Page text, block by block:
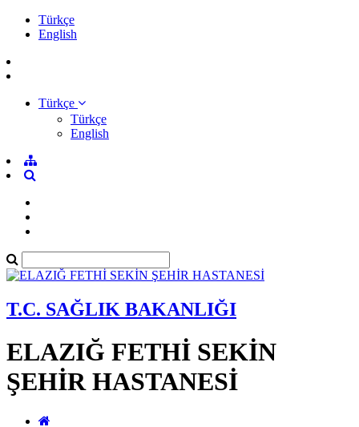
Türkçe
English
Türkçe
Türkçe
English
T.C. SAĞLIK BAKANLIĞI
ELAZIĞ FETHİ SEKİN
ŞEHİR HASTANESİ